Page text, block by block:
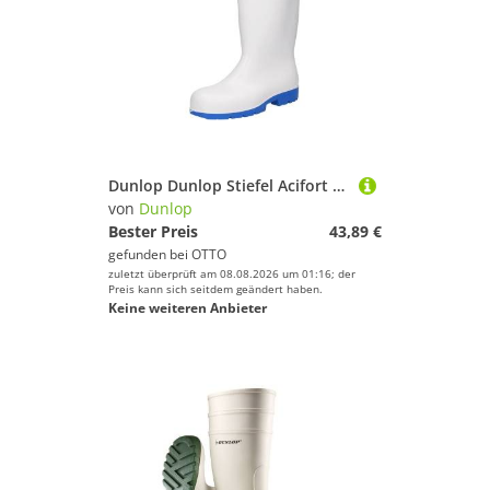
Dunlop Dunlop Stiefel Acifort Classic+ Arbeitsschuh
von Dunlop
Bester Preis
43,89 €
gefunden bei OTTO
zuletzt überprüft am 08.08.2026 um 01:16; der
Preis kann sich seitdem geändert haben.
Keine weiteren Anbieter